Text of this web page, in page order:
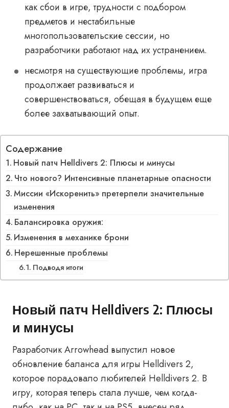
как сбои в игре, трудности с подбором
предметов и нестабильные
многопользовательские сессии, но
разработчики работают над их устранением.
несмотря на существующие проблемы, игра
продолжает развиваться и
совершенствоваться, обещая в будущем еще
более захватывающий опыт.
Содержание
Новый патч Helldivers 2: Плюсы и минусы
Что нового? Интенсивные планетарные опасности
Миссии «Искоренить» претерпели значительные
изменения
Балансировка оружия:
Изменения в механике брони
Нерешенные проблемы
Подводя итоги
Новый патч Helldivers 2: Плюсы
и минусы
Разработчик Arrowhead выпустил новое
обновление баланса для игры Helldivers 2,
которое порадовало любителей Helldivers 2. В
игру, которая теперь стала лучше, чем когда-